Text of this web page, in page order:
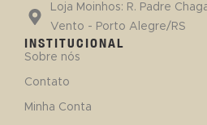
Loja Moinhos: R. Padre
Vento - Porto Alegre/RS
INSTITUCIONAL
Sobre nós
Contato
Minha Conta